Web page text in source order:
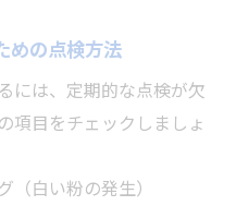
ら導く賢い資産管理
強い専門家の選び方
塗装選び方
めの点検方法
には、定期的な点検が欠
項目をチェックしましょ
（白い粉の発生）